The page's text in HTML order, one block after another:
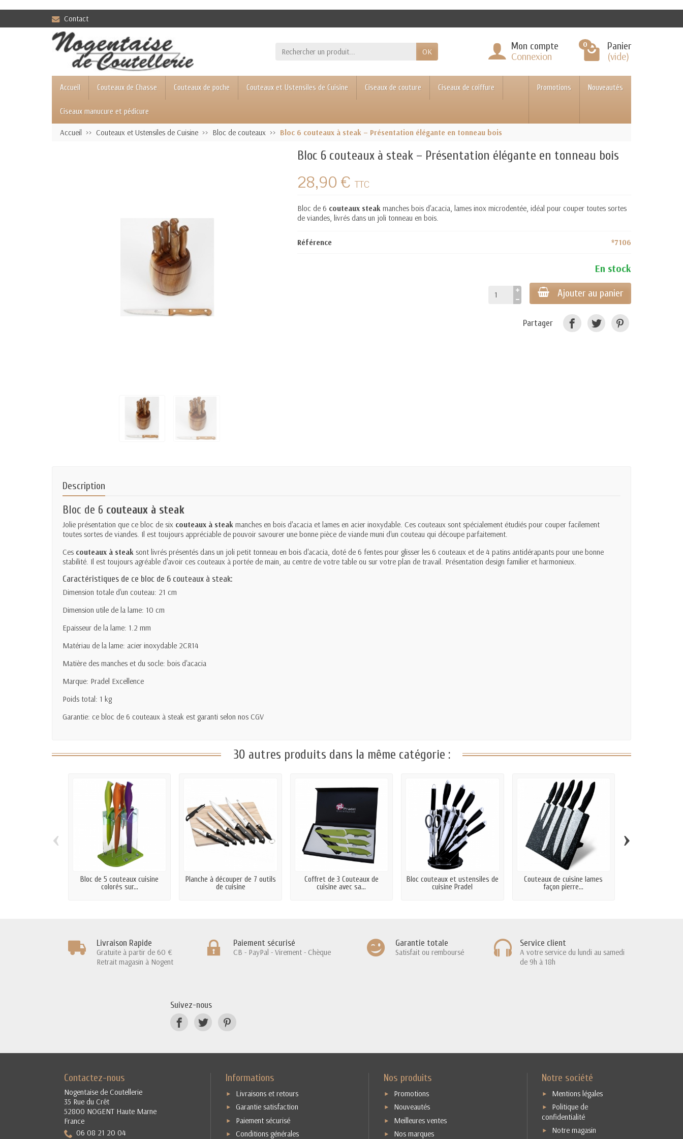
Contact
OK Mon compte
Connexion
0 Panier
(vide)
Accueil Couteaux de Chasse Couteaux de poche Couteaux et Ustensiles de Cuisine Ciseaux de couture Ciseaux de coiffure
Ciseaux manucure et pédicure
Promotions Nouveautés
Accueil Couteaux et Ustensiles de Cuisine Bloc de couteaux Bloc 6 couteaux à steak – Présentation élégante en tonneau bois
Bloc 6 couteaux à steak – Présentation élégante en tonneau bois
28,90 €TTC
Bloc de 6 couteaux steakmanches bois d'acacia, lames inox microdentée, idéal pour couper toutes sortes
de viandes, livrés dans un joli tonneau en bois.
Référence *7106
En stock
Ajouter au panier
Partager
Description
Bloc de 6 couteaux à steak
Jolie présentation que ce bloc de six couteaux à steak manches en bois d'acacia et lames en acier inoxydable. Ces couteaux sont spécialement étudiés pour couper facilement
toutes sortes de viandes. Il est toujours appréciable de pouvoir savourer une bonne pièce de viande muni d'un couteau qui découpe parfaitement.
Ces couteaux à steak sont livrés présentés dans un joli petit tonneau en bois d'acacia, doté de 6 fentes pour glisser les 6 couteaux et de 4 patins antidérapants pour une bonne
stabilité. Il est toujours agréable d'avoir ces couteaux à portée de main, au centre de votre table ou sur votre plan de travail. Présentation design familier et harmonieux.
Caractéristiques de ce bloc de 6 couteaux à steak:
Dimension totale d'un couteau: 21 cm
Dimension utile de la lame: 10 cm
Epaisseur de la lame: 1.2 mm
Matériau de la lame: acier inoxydable 2CR14
Matière des manches et du socle: bois d'acacia
Marque: Pradel Excellence
Poids total: 1 kg
Garantie: ce bloc de 6 couteaux à steak est garanti selon nos CGV
30 autres produits dans la même catégorie :
Bloc de 5 couteaux cuisine
colorés sur...
Planche à découper de 7 outils
de cuisine
Coffret de 3 Couteaux de
cuisine avec sa...
Bloc couteaux et ustensiles de
cuisine Pradel
Couteaux de cuisine lames
façon pierre...
‹ ›
Livraison Rapide
Gratuite à partir de 60 €
Retrait magasin à Nogent
Paiement sécurisé
CB - PayPal - Virement - Chèque
Garantie totale
Satisfait ou remboursé
Service client
A votre service du lundi au samedi
de 9h à 18h
Suivez-nous
Contactez-nous
Nogentaise de Coutellerie
35 Rue du Crêt
52800 NOGENT Haute Marne
France
06 08 21 20 04
Informations
Livraisons et retours
Garantie satisfaction
Paiement sécurisé
Conditions générales
Nos produits
Promotions
Nouveautés
Meilleures ventes
Nos marques
Notre société
Mentions légales
Politique de
confidentialité
Notre magasin